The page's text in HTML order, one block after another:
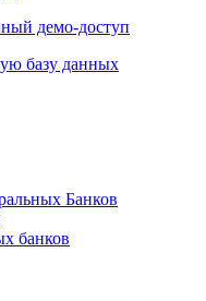
демо-доступ
базу данных
Банков
банков